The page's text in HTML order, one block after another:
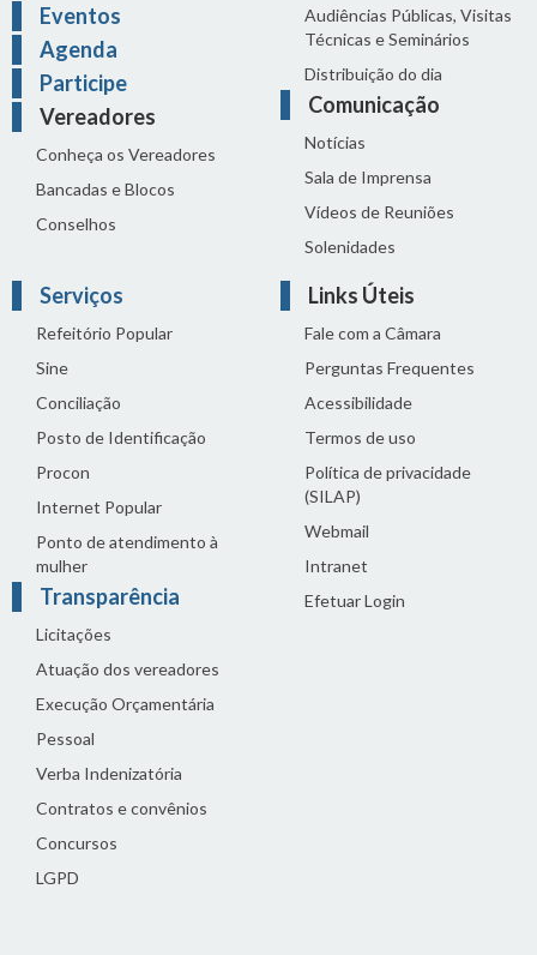
Eventos
Agenda
Participe
Vereadores
Conheça os Vereadores
Bancadas e Blocos
Conselhos
Audiências Públicas, Visitas
Técnicas e Seminários
Distribuição do dia
Comunicação
Notícias
Sala de Imprensa
Vídeos de Reuniões
Solenidades
Serviços
Refeitório Popular
Sine
Conciliação
Posto de Identificação
Procon
Internet Popular
Ponto de atendimento à
mulher
Transparência
Licitações
Atuação dos vereadores
Execução Orçamentária
Pessoal
Verba Indenizatória
Contratos e convênios
Concursos
LGPD
Links Úteis
Fale com a Câmara
Perguntas Frequentes
Acessibilidade
Termos de uso
Política de privacidade
(SILAP)
Webmail
Intranet
Efetuar Login